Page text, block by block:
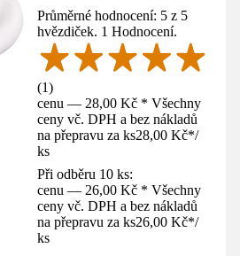
Průměrné hodnocení: 5 z 5
hvězdiček. 1 Hodnocení.
(1)
cenu — 28,00 Kč * Všechny
ceny vč. DPH a bez nákladů
na přepravu za ks28,00 Kč*/
ks
Při odběru 10 ks:
cenu — 26,00 Kč * Všechny
ceny vč. DPH a bez nákladů
na přepravu za ks26,00 Kč*/
ks